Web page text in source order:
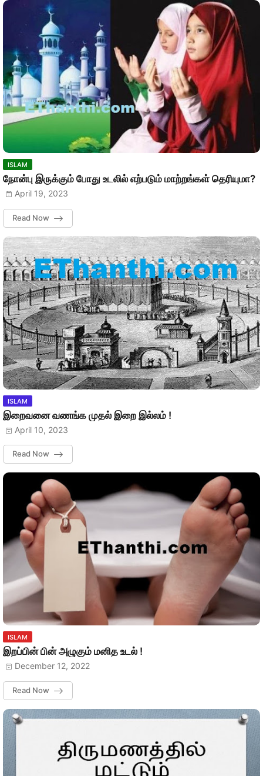
ISLAM
நோன்பு இருக்கும் போது உடலில் எற்படும் மாற்றங்கள் தெரியுமா?
April 19, 2023
Read Now
ISLAM
இறைவனை வணங்க முதல் இறை இல்லம் !
April 10, 2023
Read Now
ISLAM
இறப்பின் பின் அழுகும் மனித உடல் !
December 12, 2022
Read Now